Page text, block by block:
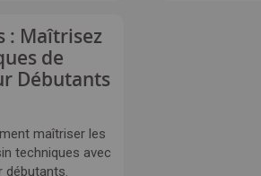
: Maîtrisez
de
Débutants
maîtriser les
techniques avec
débutants.